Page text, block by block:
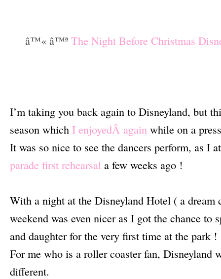
â™« â™ª The Night Before Christmas
I’m taking you back again to Disneyland, but
season which I enjoyedÂ again while on a
It was so nice to see the dancers perform, as I
parade first rehearsal a few weeks ago !
With a night at the Disneyland Hotel ( a dream
weekend was even nicer as I got the chance to
and daughter for the very first time at the park !
For me who is a roller coaster fan, Disneyland
different.